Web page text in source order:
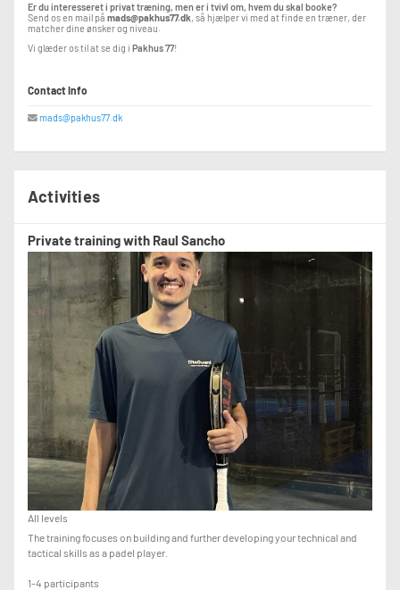
Er du interesseret i privat træning, men er i tvivl om, hvem du skal booke?
Send os en mail på mads@pakhus77.dk, så hjælper vi med at finde en træner, der
matcher dine ønsker og niveau.
Vi glæder os til at se dig i Pakhus 77!
Contact Info
mads@pakhus77.dk
Activities
Private training with Raul Sancho
All levels
The training focuses on building and further developing your technical and
tactical skills as a padel player.
1-4 participants